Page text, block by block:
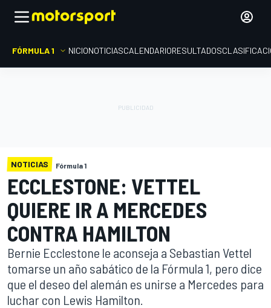
FÓRMULA 1 INICIONOTICIASCALENDARIORESULTADOS
NOTICIAS Fórmula 1
ECCLESTONE: VETTEL
QUIERE IR A MERCEDES
CONTRA HAMILTON
Bernie Ecclestone le aconseja a Sebastian Vettel
tomarse un año sabático de la Fórmula 1, pero dice
que el deseo del alemán es unirse a Mercedes para
luchar con Lewis Hamilton.